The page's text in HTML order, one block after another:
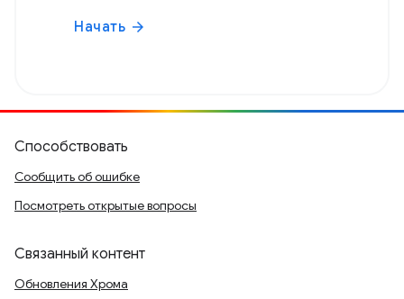
Начать arrow_forward
Способствовать
Сообщить об ошибке
Посмотреть открытые вопросы
Связанный контент
Обновления Хрома